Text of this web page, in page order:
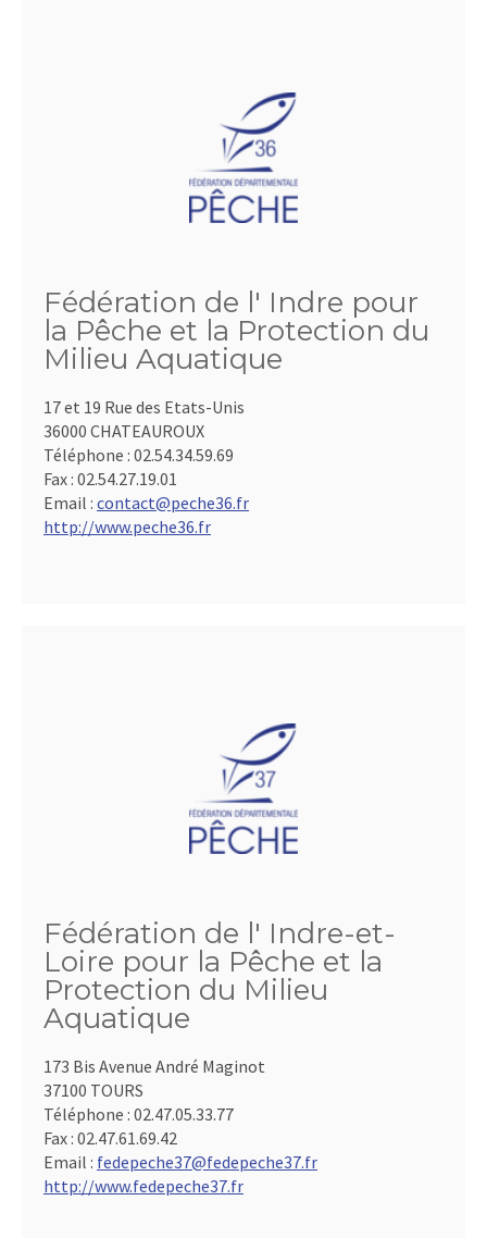
Fédération de l' Indre pour
la Pêche et la Protection du
Milieu Aquatique
17 et 19 Rue des Etats-Unis
36000 CHATEAUROUX
Téléphone : 02.54.34.59.69
Fax : 02.54.27.19.01
Email : contact@peche36.fr
http://www.peche36.fr
Fédération de l' Indre-et-
Loire pour la Pêche et la
Protection du Milieu
Aquatique
173 Bis Avenue André Maginot
37100 TOURS
Téléphone : 02.47.05.33.77
Fax : 02.47.61.69.42
Email : fedepeche37@fedepeche37.fr
http://www.fedepeche37.fr